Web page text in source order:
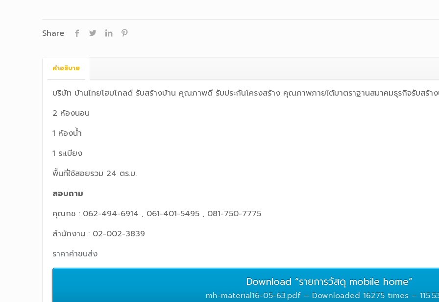
Share
คำอธิบาย
บริษัท บ้านไทยโฮมโกลด์ รับสร้างบ้าน คุณภาพดี รับประกันโครงสร้าง คุณภาพภายใต้มาตราฐานสมาคมธุรกิจรับสร้า
2 ห้องนอน
1 ห้องน้ำ
1 ระเบียง
พื้นที่ใช้สอยรวม 24 ตร.ม.
สอบถาม
คุณกช : 062-494-6914 , 061-401-5495 , 081-750-7775
สำนักงาน : 02-002-3839
ราคาค่าขนส่ง
Download “รายการวัสดุ mobile home”
mh-material16-05-63.pdf – Downloaded 16275 times –